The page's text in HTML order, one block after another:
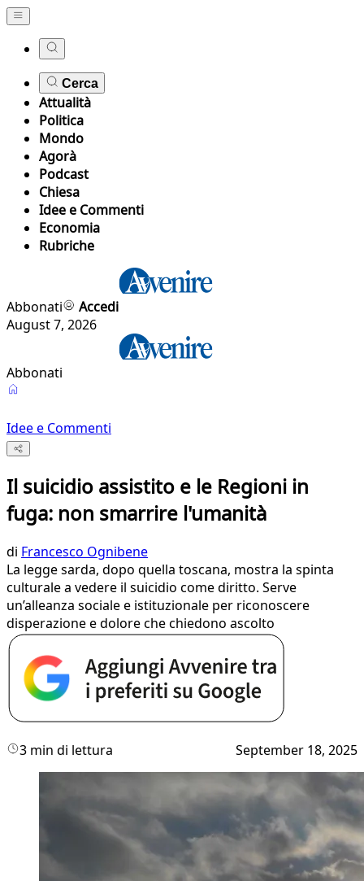
Cerca
Attualità
Politica
Mondo
Agorà
Podcast
Chiesa
Idee e Commenti
Economia
Rubriche
Abbonati
Accedi
August 7, 2026
Abbonati
Idee e Commenti
Il suicidio assistito e le Regioni in
fuga: non smarrire l'umanità
di Francesco Ognibene
La legge sarda, dopo quella toscana, mostra la spinta
culturale a vedere il suicidio come diritto. Serve
un’alleanza sociale e istituzionale per riconoscere
disperazione e dolore che chiedono ascolto
3 min di lettura September 18, 2025